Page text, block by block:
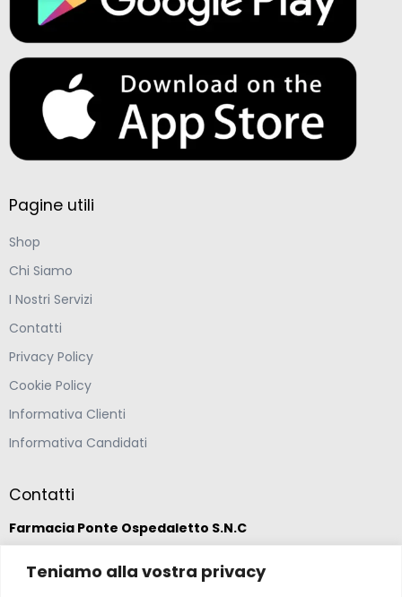
Teniamo alla vostra privacy
Pagine utili
Shop
Chi Siamo
I Nostri Servizi
Contatti
Privacy Policy
Cookie Policy
Informativa Clienti
Informativa Candidati
Contatti
Farmacia Ponte Ospedaletto S.N.C
Via della Solidarietà 2,